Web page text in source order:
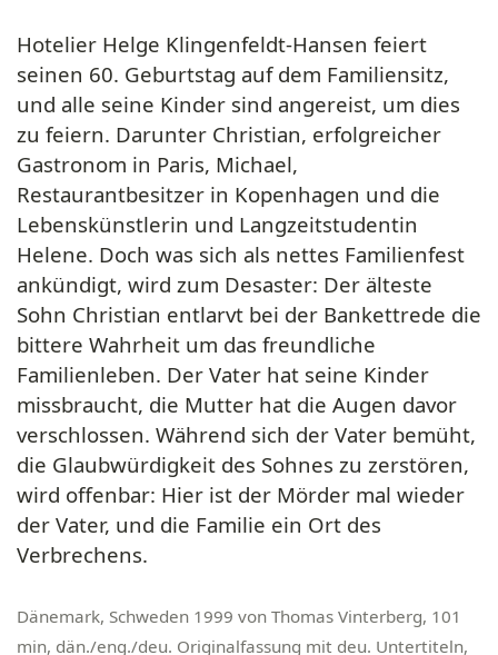
Hotelier Helge Klingenfeldt-Hansen feiert
seinen 60. Geburtstag auf dem Familiensitz,
und alle seine Kinder sind angereist, um dies
zu feiern. Darunter Christian, erfolgreicher
Gastronom in Paris, Michael,
Restaurantbesitzer in Kopenhagen und die
Lebenskünstlerin und Langzeitstudentin
Helene. Doch was sich als nettes Familienfest
ankündigt, wird zum Desaster: Der älteste
Sohn Christian entlarvt bei der Bankettrede die
bittere Wahrheit um das freundliche
Familienleben. Der Vater hat seine Kinder
missbraucht, die Mutter hat die Augen davor
verschlossen. Während sich der Vater bemüht,
die Glaubwürdigkeit des Sohnes zu zerstören,
wird offenbar: Hier ist der Mörder mal wieder
der Vater, und die Familie ein Ort des
Verbrechens.
Dänemark, Schweden 1999 von Thomas Vinterberg, 101
min, dän./eng./deu. Originalfassung mit deu. Untertiteln,